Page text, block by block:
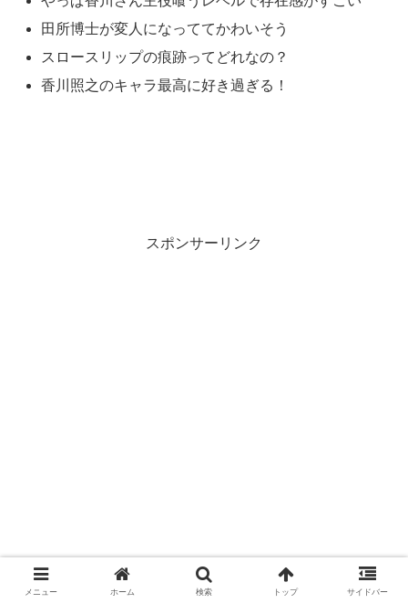
田所博士が変人になっててかわいそう
スロースリップの痕跡ってどれなの？
香川照之のキャラ最高に好き過ぎる！
スポンサーリンク
メニュー ホーム 検索 トップ サイドバー